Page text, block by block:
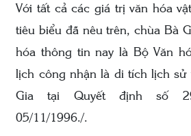
Với tất cả các giá trị văn hóa
tiêu biểu đã nêu trên, chùa Bà
hóa thông tin nay là Bộ Văn
lịch công nhận là di tích lịch sử
Gia tại Quyết định số
05/11/1996./.